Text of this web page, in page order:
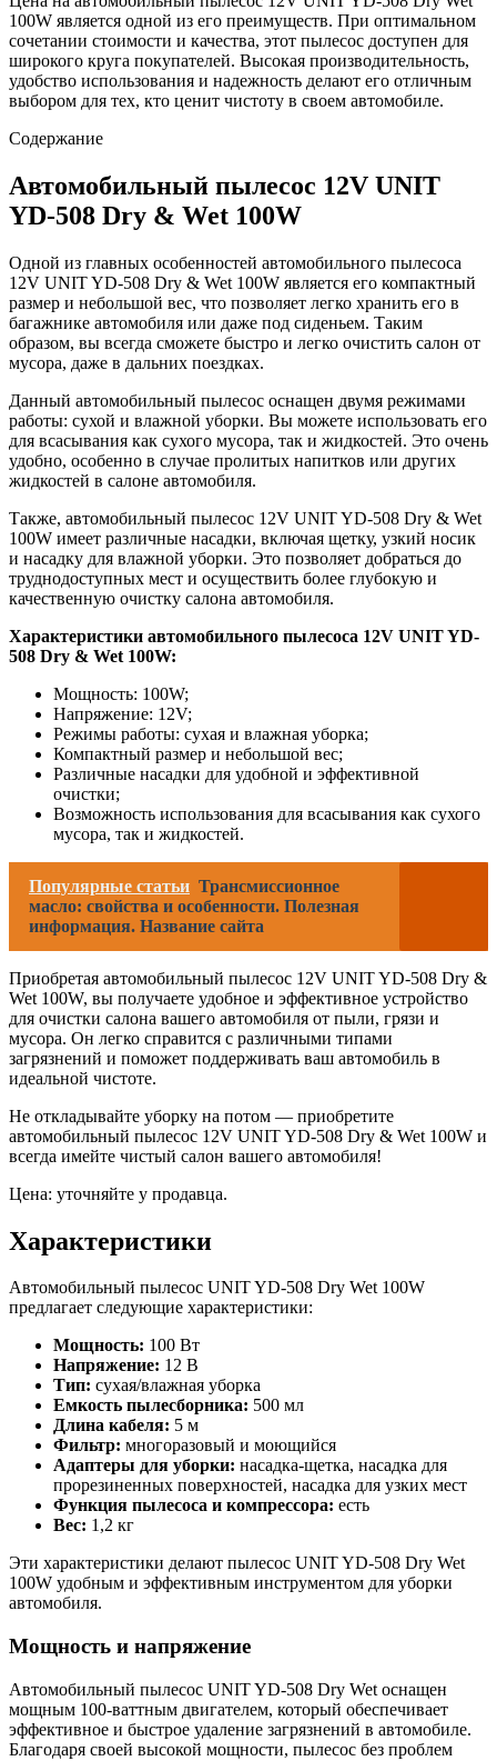
100W является одной из его преимуществ. При оптимальном
сочетании стоимости и качества, этот пылесос доступен для
широкого круга покупателей. Высокая производительность,
удобство использования и надежность делают его отличным
выбором для тех, кто ценит чистоту в своем автомобиле.
Содержание
Автомобильный пылесос 12V UNIT
YD-508 Dry & Wet 100W
Одной из главных особенностей автомобильного пылесоса
12V UNIT YD-508 Dry & Wet 100W является его компактный
размер и небольшой вес, что позволяет легко хранить его в
багажнике автомобиля или даже под сиденьем. Таким
образом, вы всегда сможете быстро и легко очистить салон от
мусора, даже в дальних поездках.
Данный автомобильный пылесос оснащен двумя режимами
работы: сухой и влажной уборки. Вы можете использовать его
для всасывания как сухого мусора, так и жидкостей. Это очень
удобно, особенно в случае пролитых напитков или других
жидкостей в салоне автомобиля.
Также, автомобильный пылесос 12V UNIT YD-508 Dry & Wet
100W имеет различные насадки, включая щетку, узкий носик
и насадку для влажной уборки. Это позволяет добраться до
труднодоступных мест и осуществить более глубокую и
качественную очистку салона автомобиля.
Характеристики автомобильного пылесоса 12V UNIT YD-
508 Dry & Wet 100W:
Мощность: 100W;
Напряжение: 12V;
Режимы работы: сухая и влажная уборка;
Компактный размер и небольшой вес;
Различные насадки для удобной и эффективной
очистки;
Возможность использования для всасывания как сухого
мусора, так и жидкостей.
Популярные статьи Трансмиссионное
масло: свойства и особенности. Полезная
информация. Название сайта
Приобретая автомобильный пылесос 12V UNIT YD-508 Dry &
Wet 100W, вы получаете удобное и эффективное устройство
для очистки салона вашего автомобиля от пыли, грязи и
мусора. Он легко справится с различными типами
загрязнений и поможет поддерживать ваш автомобиль в
идеальной чистоте.
Не откладывайте уборку на потом — приобретите
автомобильный пылесос 12V UNIT YD-508 Dry & Wet 100W и
всегда имейте чистый салон вашего автомобиля!
Цена: уточняйте у продавца.
Характеристики
Автомобильный пылесос UNIT YD-508 Dry Wet 100W
предлагает следующие характеристики:
Мощность: 100 Вт
Напряжение: 12 В
Тип: сухая/влажная уборка
Емкость пылесборника: 500 мл
Длина кабеля: 5 м
Фильтр: многоразовый и моющийся
Адаптеры для уборки: насадка-щетка, насадка для
прорезиненных поверхностей, насадка для узких мест
Функция пылесоса и компрессора: есть
Вес: 1,2 кг
Эти характеристики делают пылесос UNIT YD-508 Dry Wet
100W удобным и эффективным инструментом для уборки
автомобиля.
Мощность и напряжение
Автомобильный пылесос UNIT YD-508 Dry Wet оснащен
мощным 100-ваттным двигателем, который обеспечивает
эффективное и быстрое удаление загрязнений в автомобиле.
Благодаря своей высокой мощности, пылесос без проблем